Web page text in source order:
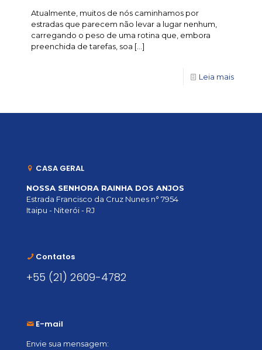
Atualmente, muitos de nós caminhamos por
estradas que parecem não levar a lugar nenhum,
carregando o peso de uma rotina que, embora
preenchida de tarefas, soa […]
Leia mais
CASA GERAL
NOSSA SENHORA RAINHA DOS ANJOS
Estrada Francisco da Cruz Nunes n° 7954
Itaipu - Niterói - RJ
Contatos
+55 (21) 2609-4782
E-mail
Envie sua mensagem: